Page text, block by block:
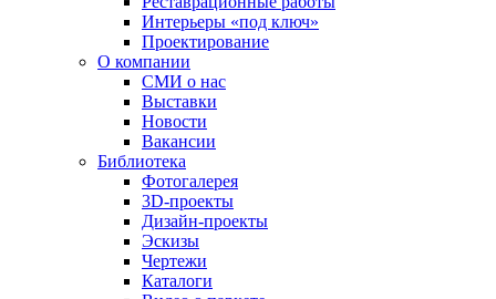
Интерьеры «под ключ»
Проектирование
О компании
СМИ о нас
Выставки
Новости
Вакансии
Библиотека
Фотогалерея
3D-проекты
Дизайн-проекты
Эскизы
Чертежи
Каталоги